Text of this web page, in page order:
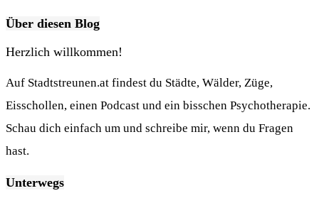
Über diesen Blog
Herzlich willkommen!
Auf Stadtstreunen.at findest du Städte, Wälder, Züge,
Eisschollen, einen Podcast und ein bisschen Psychotherapie.
Schau dich einfach um und schreibe mir, wenn du Fragen
hast.
Unterwegs